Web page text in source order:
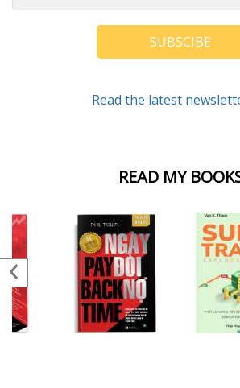
READ MY
SUBSCIBE
Read the latest